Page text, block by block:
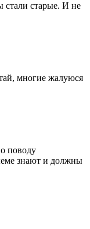
стали старые. И не
многие жалуюся
поводу
знают и должны